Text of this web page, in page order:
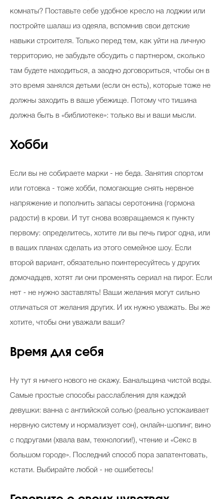
комнаты? Поставьте себе удобное кресло на лоджии или
постройте шалаш из одеяла, вспомнив свои детские
навыки строителя. Только перед тем, как уйти на личную
территорию, не забудьте обсудить с партнером, сколько
там будете находиться, а заодно договориться, чтобы он в
это время занялся детьми (если он есть), которые тоже не
должны заходить в ваше убежище. Потому что тишина
должна быть в «библиотеке»: только вы и ваши мысли.
Хобби
Если вы не собираете марки - не беда. Занятия спортом
или готовка - тоже хобби, помогающие снять нервное
напряжение и пополнить запасы серотонина (гормона
радости) в крови. И тут снова возвращаемся к пункту
первому: определитесь, хотите ли вы печь пирог одна, или
в ваших планах сделать из этого семейное шоу. Если
второй вариант, обязательно поинтересуйтесь у других
домочадцев, хотят ли они променять сериал на пирог. Если
нет - не нужно заставлять! Ваши желания могут сильно
отличаться от желания других. И их нужно уважать. Вы же
хотите, чтобы они уважали ваши?
Время для себя
Ну тут я ничего нового не скажу. Банальщина чистой воды.
Самые простые способы расслабления для каждой
девушки: ванна с английской солью (реально успокаивает
нервную систему и нормализует сон), онлайн-шопинг, вино
с подругами (хвала вам, технологии!), чтение и «Секс в
большом городе». Последний способ пора запатентовать,
кстати. Выбирайте любой - не ошибетесь!